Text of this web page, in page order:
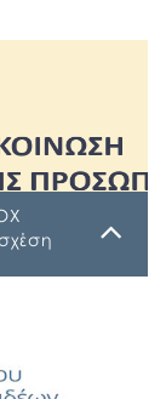
ΡΗΒΖΩΗΑ-